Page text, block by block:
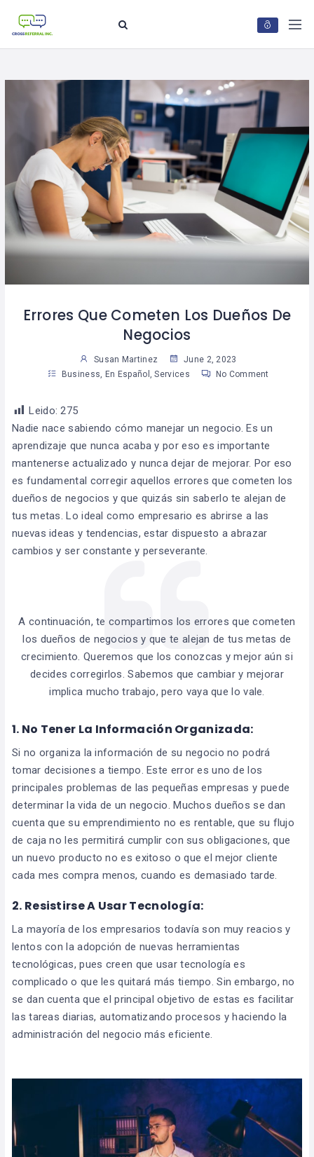
Errores Que Cometen Los Dueños De
Negocios
Susan Martinez
June 2, 2023
Business
En Español ,Services No Comment
Leido: 275
Nadie nace sabiendo cómo manejar un negocio. Es un
aprendizaje que nunca acaba y por eso es importante
mantenerse actualizado y nunca dejar de mejorar. Por eso
es fundamental corregir aquellos errores que cometen los
dueños de negocios y que quizás sin saberlo te alejan de
tus metas. Lo ideal como empresario es abrirse a las
nuevas ideas y tendencias, estar dispuesto a abrazar
cambios y ser constante y perseverante.
A continuación, te compartimos los errores que cometen
los dueños de negocios y que te alejan de tus metas de
crecimiento. Queremos que los conozcas y mejor aún si
decides corregirlos. Sabemos que cambiar y mejorar
implica mucho trabajo, pero vaya que lo vale.
1. No Tener La Información Organizada:
Si no organiza la información de su negocio no podrá
tomar decisiones a tiempo. Este error es uno de los
principales problemas de las pequeñas empresas y puede
determinar la vida de un negocio. Muchos dueños se dan
cuenta que su emprendimiento no es rentable, que su flujo
de caja no les permitirá cumplir con sus obligaciones, que
un nuevo producto no es exitoso o que el mejor cliente
cada mes compra menos, cuando es demasiado tarde.
2. Resistirse A Usar Tecnología:
La mayoría de los empresarios todavía son muy reacios y
lentos con la adopción de nuevas herramientas
tecnológicas, pues creen que usar tecnología es
complicado o que les quitará más tiempo. Sin embargo, no
se dan cuenta que el principal objetivo de estas es facilitar
las tareas diarias, automatizando procesos y haciendo la
administración del negocio más eficiente.